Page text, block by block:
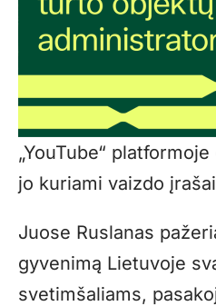
„YouTube“
jo kuriami vaizdo
Juose Ruslanas
gyvenimą Lietuvoje
svetimšaliams,